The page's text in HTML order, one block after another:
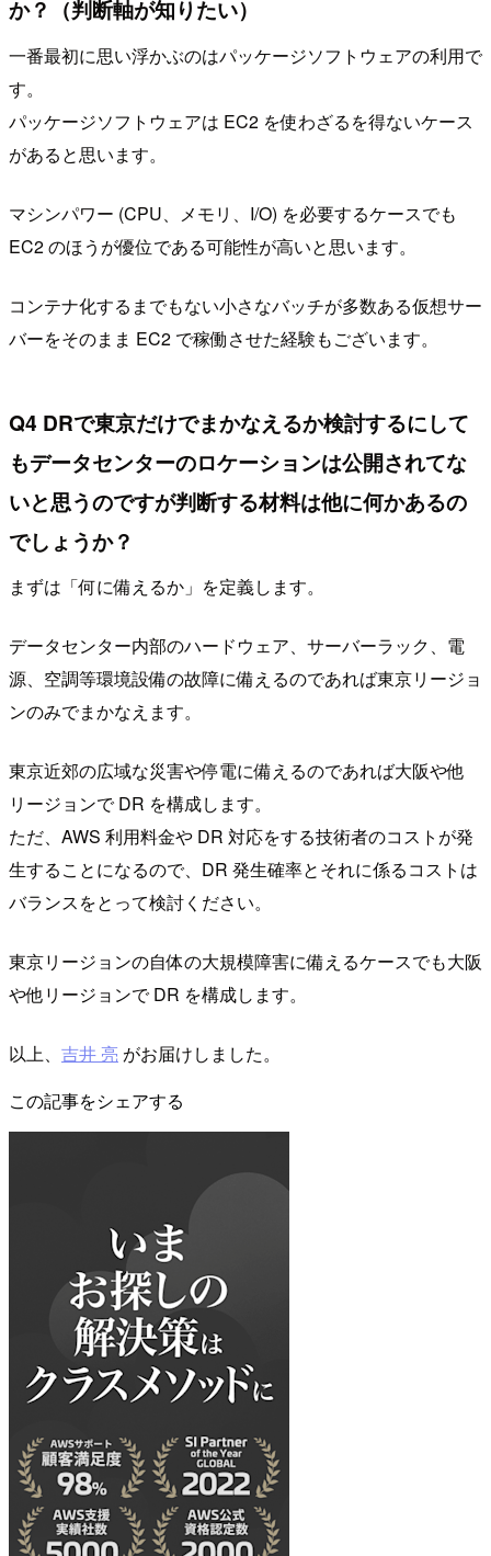
か？（判断軸が知りたい）
一番最初に思い浮かぶのはパッケージソフトウェアの利用で
す。
パッケージソフトウェアは EC2 を使わざるを得ないケース
があると思います。
マシンパワー (CPU、メモリ、I/O) を必要するケースでも
EC2 のほうが優位である可能性が高いと思います。
コンテナ化するまでもない小さなバッチが多数ある仮想サー
バーをそのまま EC2 で稼働させた経験もございます。
Q4 DRで東京だけでまかなえるか検討するにして
もデータセンターのロケーションは公開されてな
いと思うのですが判断する材料は他に何かあるの
でしょうか？
まずは「何に備えるか」を定義します。
データセンター内部のハードウェア、サーバーラック、電
源、空調等環境設備の故障に備えるのであれば東京リージョ
ンのみでまかなえます。
東京近郊の広域な災害や停電に備えるのであれば大阪や他
リージョンで DR を構成します。
ただ、AWS 利用料金や DR 対応をする技術者のコストが発
生することになるので、DR 発生確率とそれに係るコストは
バランスをとって検討ください。
東京リージョンの自体の大規模障害に備えるケースでも大阪
や他リージョンで DR を構成します。
以上、 吉井 亮 がお届けしました。
この記事をシェアする